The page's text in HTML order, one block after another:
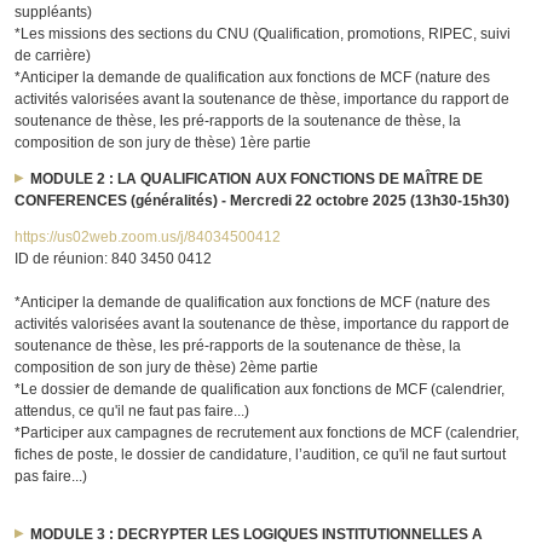
suppléants)
*Les missions des sections du CNU (Qualification, promotions, RIPEC, suivi
de carrière)
*Anticiper la demande de qualification aux fonctions de MCF (nature des
activités valorisées avant la soutenance de thèse, importance du rapport de
soutenance de thèse, les pré-rapports de la soutenance de thèse, la
composition de son jury de thèse) 1ère partie
MODULE 2 : LA QUALIFICATION AUX FONCTIONS DE MAÎTRE DE
CONFERENCES (généralités) - Mercredi 22 octobre 2025 (13h30-15h30)
https://us02web.zoom.us/j/84034500412
ID de réunion: 840 3450 0412
*Anticiper la demande de qualification aux fonctions de MCF (nature des
activités valorisées avant la soutenance de thèse, importance du rapport de
soutenance de thèse, les pré-rapports de la soutenance de thèse, la
composition de son jury de thèse) 2ème partie
*Le dossier de demande de qualification aux fonctions de MCF (calendrier,
attendus, ce qu'il ne faut pas faire...)
*Participer aux campagnes de recrutement aux fonctions de MCF (calendrier,
fiches de poste, le dossier de candidature, l’audition, ce qu'il ne faut surtout
pas faire...)
MODULE 3 : DECRYPTER LES LOGIQUES INSTITUTIONNELLES A